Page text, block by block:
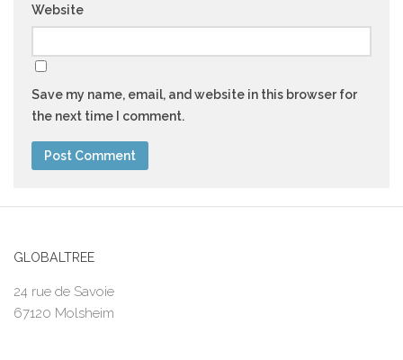
Website
Save my name, email, and website in this browser for
the next time I comment.
GLOBALTREE
24 rue de Savoie
67120 Molsheim